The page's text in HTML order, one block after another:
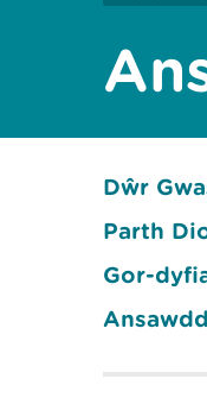
Dŵr
Parth
Gor-